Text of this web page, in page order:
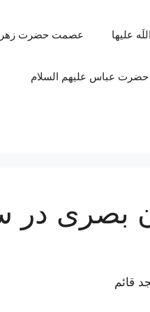
علیها عصمت حضرت زهراء
حضرت عباس علیهم السلام
بصرى در
قائم